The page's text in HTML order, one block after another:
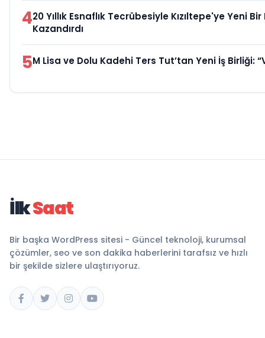
420 Yıllık Esnaflık Tecrübesiyle Kızıltepe'ye Yeni
Kazandırdı
5M Lisa ve Dolu Kadehi Ters Tut’tan Yeni İş Birliği:
İlkSaat
Bir başka WordPress sitesi - Güncel teknoloji, kurumsal
çözümler, seo ve son dakika haberlerini tarafsız ve hızlı
bir şekilde sizlere ulaştırıyoruz.